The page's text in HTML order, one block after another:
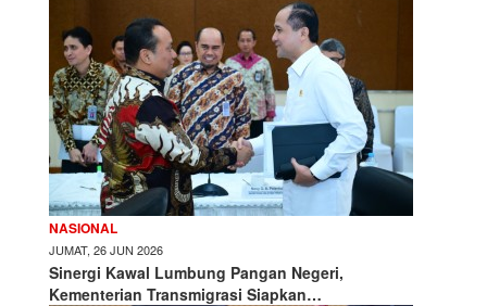
NASIONAL
JUMAT, 26 JUN 2026
Sinergi Kawal Lumbung Pangan Negeri,
Kementerian Transmigrasi Siapkan…